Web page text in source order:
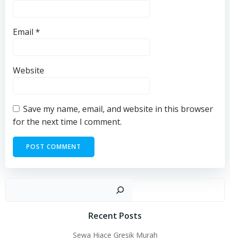
Email *
Website
Save my name, email, and website in this browser
for the next time I comment.
Recent Posts
Sewa Hiace Gresik Murah